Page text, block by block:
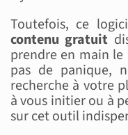
Toutefois, ce
contenu gratuit
prendre en main
pas de panique,
recherche à votre
à vous initier ou à
sur cet outil